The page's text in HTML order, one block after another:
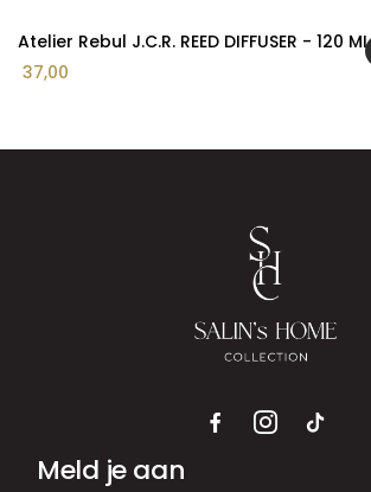
Atelier Rebul J.C.R. REED DIFFUSER - 120 ML
37,00
Meld je aan